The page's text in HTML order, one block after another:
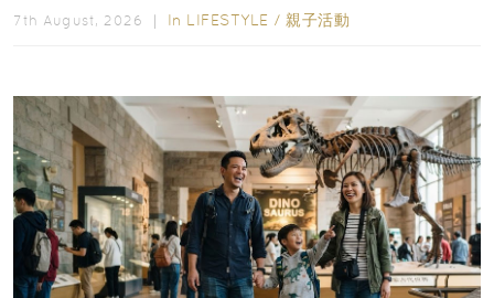
7th August, 2026 ｜ In LIFESTYLE / 親子活動